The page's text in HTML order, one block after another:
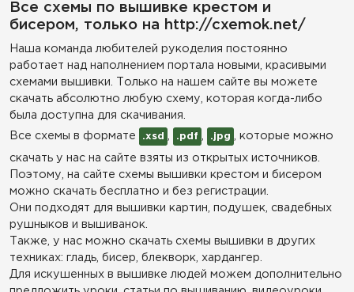
Все схемы по вышивке крестом и
бисером, только на http://cxemok.net/
Наша команда любителей рукоделия постоянно
работает над наполнением портала новыми, красивыми
схемами вышивки. Только на нашем сайте вы можете
скачать абсолютно любую схему, которая когда-либо
была доступна для скачивания.
Все схемы в формате
.xsd .pdf .jpg , которые можно
скачать у нас на сайте взяты из открытых источников.
Поэтому, на сайте схемы вышивки крестом и бисером
можно скачать бесплатно и без регистрации.
Они подходят для вышивки картин, подушек, свадебных
рушныков и вышиванок.
Также, у нас можно скачать схемы вышивки в других
техниках: гладь, бисер, блекворк, хардангер.
Для искушенных в вышивке людей можем дополнительно